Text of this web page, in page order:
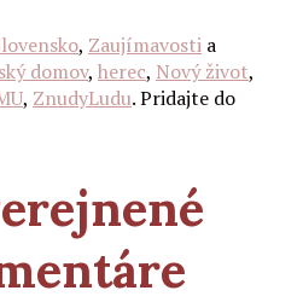
, Zaujímavosti a
domov, herec, Nový život,
, ZnudyLudu. Pridajte do